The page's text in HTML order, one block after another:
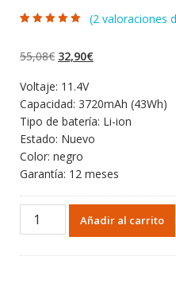
base a
valoraciones de
(2 valoraciones
55,08€ El
original
era:
55,08€.
32,90€El
es:
32,90€.
Voltaje: 11.4V
Capacidad: 3720mAh (43Wh)
Tipo de batería: Li-ion
Estado: Nuevo
Color: negro
Garantía: 12 meses
Portátil
Añadir al carrito